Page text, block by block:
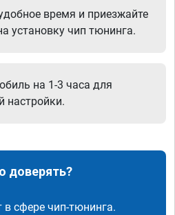
время и приезжайте
установку чип тюнинга.
на 1-3 часа для
настройки.
доверять?
сфере чип-тюнинга.